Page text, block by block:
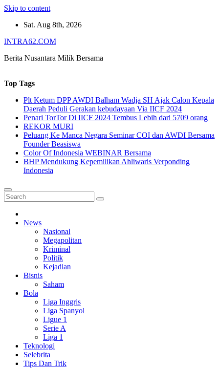
Skip to content
Sat. Aug 8th, 2026
INTRA62.COM
Berita Nusantara Milik Bersama
Top Tags
Plt Ketum DPP AWDI Balham Wadja SH Ajak Calon Kepala
Daerah Peduli Gerakan kebudayaan Via IICF 2024
Penari TorTor Di IICF 2024 Tembus Lebih dari 5709 orang
REKOR MURI
Peluang Ke Manca Negara Seminar COI dan AWDI Bersama
Founder Beasiswa
Color Of Indonesia WEBINAR Bersama
BHP Mendukung Kepemilikan Ahliwaris Verponding
Indonesia
News
Nasional
Megapolitan
Kriminal
Politik
Kejadian
Bisnis
Saham
Bola
Liga Inggris
Liga Spanyol
Ligue 1
Serie A
Liga 1
Teknologi
Selebrita
Tips Dan Trik